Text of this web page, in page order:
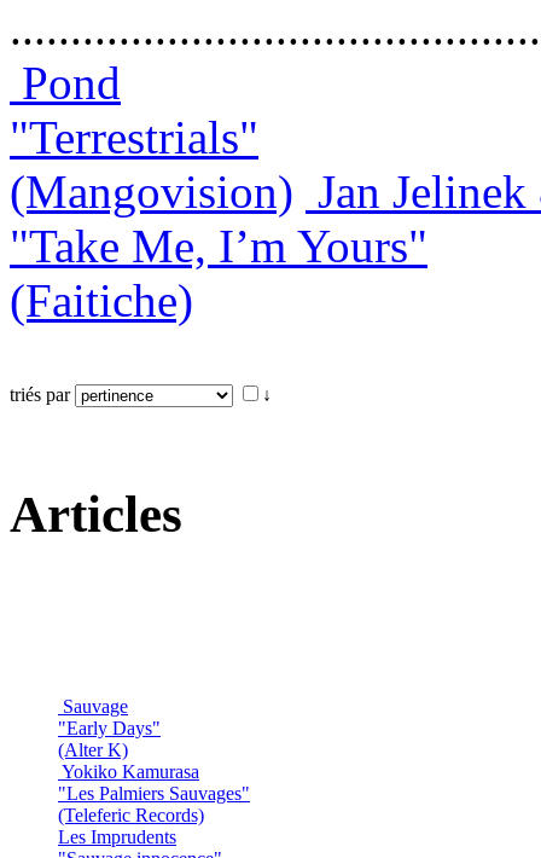
Pond
"Terrestrials"
(Mangovision) Jan
"Take Me, I’m Yours"
(Faitiche)
triés par ↓
Articles
Sauvage
"Early Days"
(Alter K)
Yokiko Kamurasa
"Les Palmiers Sauvages"
(Teleferic Records)
Les Imprudents